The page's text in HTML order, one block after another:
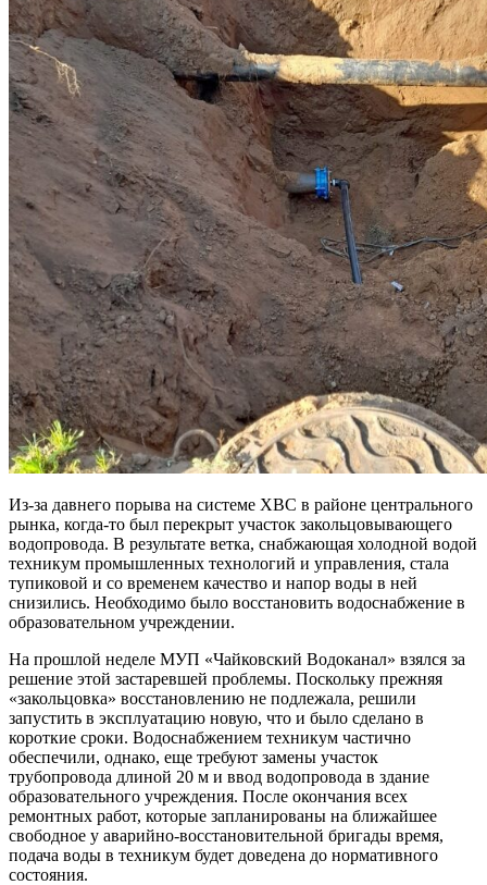
Из-за давнего порыва на системе ХВС в районе центрального
рынка, когда-то был перекрыт участок закольцовывающего
водопровода. В результате ветка, снабжающая холодной водой
техникум промышленных технологий и управления, стала
тупиковой и со временем качество и напор воды в ней
снизились. Необходимо было восстановить водоснабжение в
образовательном учреждении.
На прошлой неделе МУП «Чайковский Водоканал» взялся за
решение этой застаревшей проблемы. Поскольку прежняя
«закольцовка» восстановлению не подлежала, решили
запустить в эксплуатацию новую, что и было сделано в
короткие сроки. Водоснабжением техникум частично
обеспечили, однако, еще требуют замены участок
трубопровода длиной 20 м и ввод водопровода в здание
образовательного учреждения. После окончания всех
ремонтных работ, которые запланированы на ближайшее
свободное у аварийно-восстановительной бригады время,
подача воды в техникум будет доведена до нормативного
состояния.